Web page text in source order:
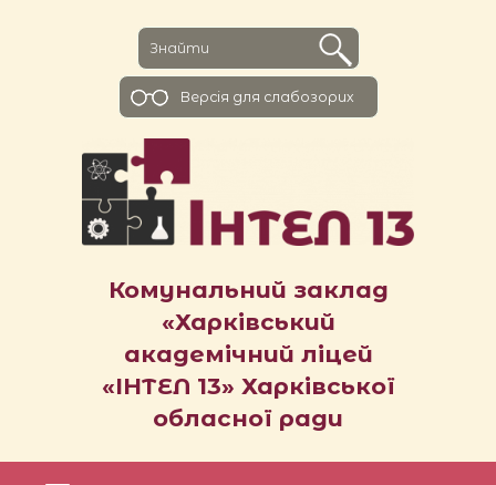
Комунальний заклад
«Харківський
академічний ліцей
«ІНТЕЛ 13» Харківської
обласної ради
Версiя для слабозорих